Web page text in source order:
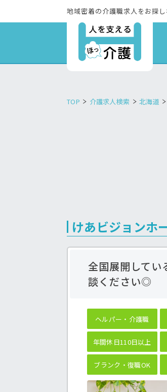
地域密着の介護職求人をお探
TOP 介護求人検索 北海道
けあビジョンホ
全国展開して
談ください◎
ヘルパー・介護職
年間休日110日以上
ブランク・復職OK